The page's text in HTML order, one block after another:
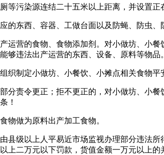
污染源连结二十五米以上距离，并设置正
东西、容器、工做台面以及防蝇、防虫、
营的食物、食物添加剂。对小做坊、小餐
够违法出产运营的东西、设备、原料等物品。
制定小做坊、小餐饮、小摊点相关食物平
责令更正；拒不更正的，对小做坊、小餐
！
做为原料出产加工食物。
级以上人平易近市场监视办理部分违法所
上二万元以下罚款，货值金额一万元以上